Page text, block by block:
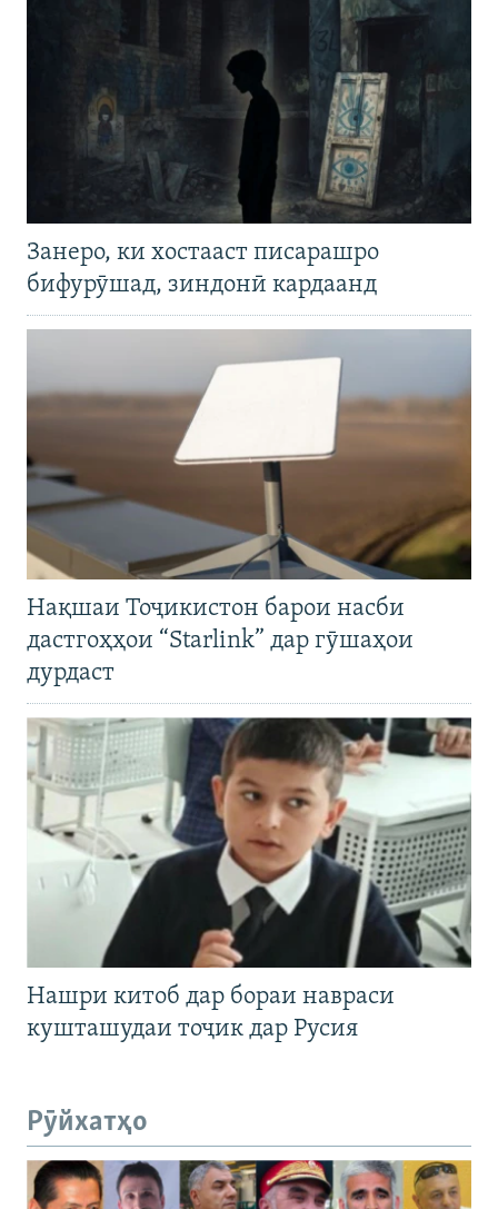
Занеро, ки хостааст писарашро
бифурӯшад, зиндонӣ кардаанд
Нақшаи Тоҷикистон барои насби
дастгоҳҳои “Starlink” дар гӯшаҳои
дурдаст
Нашри китоб дар бораи навраси
кушташудаи тоҷик дар Русия
Рӯйхатҳо